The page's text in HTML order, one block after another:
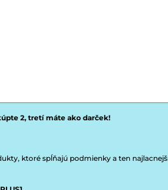
2, tretí máte ako darček!
ktoré spĺňajú podmienky a ten